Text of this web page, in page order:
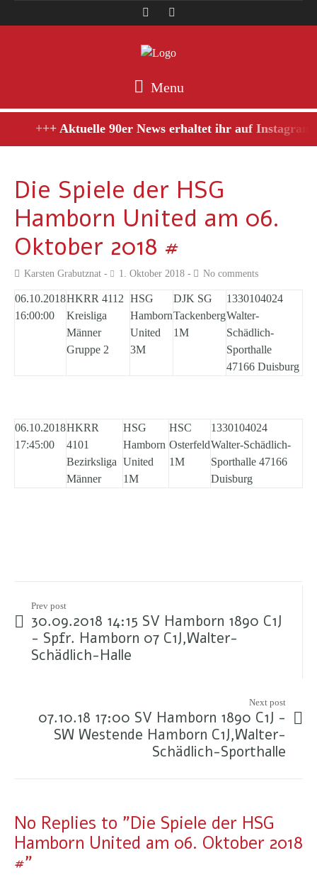
Menu
+++ Aktuelle 90er News erhaltet ihr auf
Die Spiele der HSG
Hamborn United am 06.
Oktober 2018 #
Karsten Grabutznat 1. Oktober 2018 No comments
06.10.2018
16:00:00
HKRR 4112
Kreisliga
Männer
Gruppe 2
HSG
Hamborn
United
3M
DJK SG
Tackenberg
1M
1330104024
Walter-
Schädlich-
Sporthalle
47166 Duisburg
06.10.2018
17:45:00
HKRR
4101
Bezirksliga
Männer
HSG
Hamborn
United
1M
HSC
Osterfeld
1M
1330104024
Walter-Schädlich-
Sporthalle 47166
Duisburg
Prev post
30.09.2018 14:15 SV Hamborn 1890 C1J
- Spfr. Hamborn 07 C1J,Walter-
Schädlich-Halle
Next post
07.10.18 17:00 SV Hamborn 1890 C1J -
SW Westende Hamborn C1J,Walter-
Schädlich-Sporthalle
No Replies to "Die Spiele der HSG
Hamborn United am 06. Oktober 2018
#"